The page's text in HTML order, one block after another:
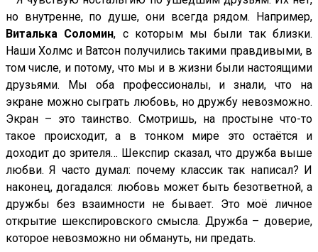
но внутренне, по душе, они всегда рядом. Например,
Виталька Соломин, с которым мы были так близки.
Наши Холмс и Ватсон получились такими правдивыми, в
том числе, и потому, что мы и в жизни были настоящими
друзьями. Мы оба профессионалы, и знали, что на
экране можно сыграть любовь, но дружбу невозможно.
Экран – это таинство. Смотришь, на простыне что-то
такое происходит, а в тонком мире это остаётся и
доходит до зрителя… Шекспир сказал, что дружба выше
любви. Я часто думал: почему классик так написал? И
наконец, догадался: любовь может быть безответной, а
дружбы без взаимности не бывает. Это моё личное
открытие шекспировского смысла. Дружба – доверие,
которое невозможно ни обмануть, ни предать.